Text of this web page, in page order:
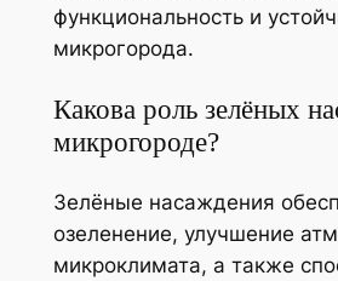
функциональность и
микрогорода.
Какова роль зелёных
микрогороде?
Зелёные насаждения
озеленение, улучшение
микроклимата, а также